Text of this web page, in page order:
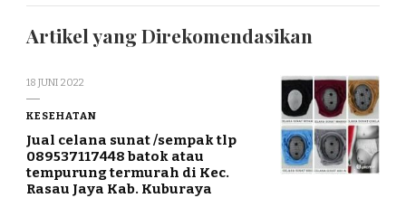
Artikel yang Direkomendasikan
18 JUNI 2022
KESEHATAN
Jual celana sunat /sempak tlp
089537117448 batok atau
tempurung termurah di Kec.
Rasau Jaya Kab. Kuburaya